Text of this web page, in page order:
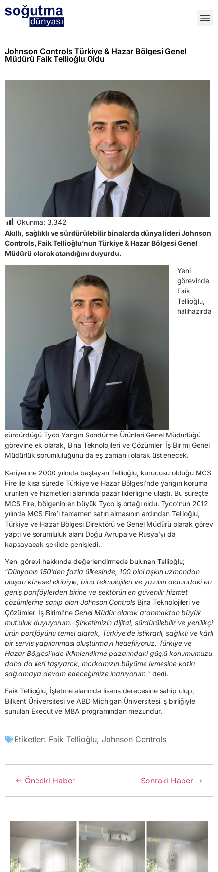
Johnson Controls Türkiye & Hazar Bölgesi Genel
Müdürü Faik Tellioğlu Oldu
Okunma: 3.342
Akıllı, sağlıklı ve sürdürülebilir binalarda dünya lideri Johnson
Controls, Faik Tellioğlu’nun Türkiye & Hazar Bölgesi Genel
Müdürü olarak atandığını duyurdu.
Yeni
görevinde
Faik
Tellioğlu,
hâlihazırda
sürdürdüğü Tyco Yangın Söndürme Ürünleri Genel Müdürlüğü
görevine ek olarak, Bina Teknolojileri ve Çözümleri İş Birimi Genel
Müdürlük sorumluluğunu da eş zamanlı olarak üstlenecek.
Kariyerine 2000 yılında başlayan Tellioğlu, kurucusu olduğu MCS
Fire ile kısa sürede Türkiye ve Hazar Bölgesi’nde yangın koruma
ürünleri ve hizmetleri alanında pazar liderliğine ulaştı. Bu süreçte
MCS Fire, bölgenin en büyük Tyco iş ortağı oldu. Tyco’nun 2012
yılında MCS Fire’ı tamamen satın almasının ardından Tellioğlu,
Türkiye ve Hazar Bölgesi Direktörü ve Genel Müdürü olarak görev
yaptı ve sorumluluk alanı Doğu Avrupa ve Rusya’yı da
kapsayacak şekilde genişledi.
Yeni görevi hakkında değerlendirmede bulunan Tellioğlu;
“Dünyanın 150’den fazla ülkesinde, 100 bini aşkın uzmandan
oluşan küresel ekibiyle; bina teknolojileri ve yazılım alanındaki en
geniş portföylerden birine ve sektörün en güvenilir hizmet
çözümlerine sahip olan Johnson Controls Bina Teknolojileri ve
Çözümleri İş Birimi’ne Genel Müdür olarak atanmaktan büyük
mutluluk duyuyorum. Şirketimizin dijital, sürdürülebilir ve yenilikçi
ürün portföyünü temel alarak, Türkiye’de istikrarlı, sağlıklı ve kârlı
bir servis yapılanması oluşturmayı hedefliyoruz. Türkiye ve
Hazar Bölgesi’nde iklimlendirme pazarındaki güçlü konumumuzu
daha da ileri taşıyarak, markamızın büyüme ivmesine katkı
sağlamaya devam edeceğimize inanıyorum.” dedi.
Faik Tellioğlu, İşletme alanında lisans derecesine sahip olup,
Bilkent Üniversitesi ve ABD Michigan Üniversitesi iş birliğiyle
sunulan Executive MBA programından mezundur.
Etiketler: Faik Tellioğlu, Johnson Controls
← Önceki Haber Sonraki Haber →